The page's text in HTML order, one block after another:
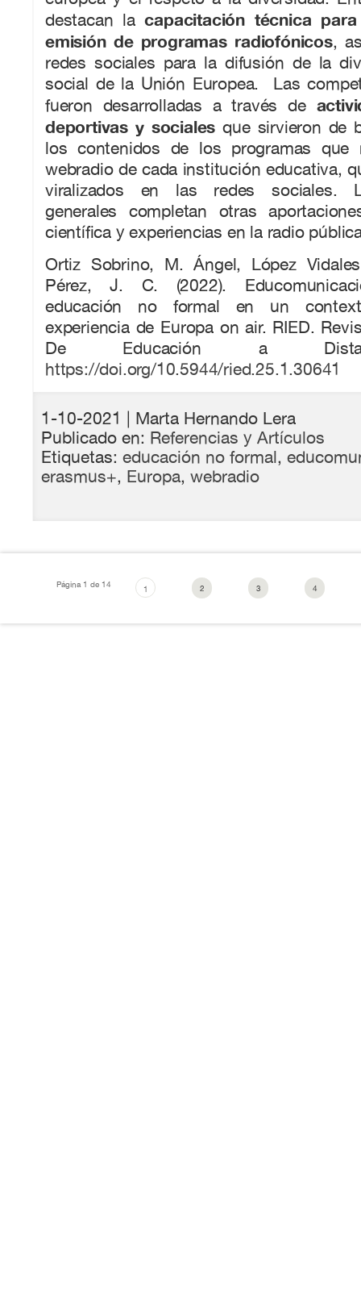
destacan lacapacitación técnica
emisión de programas radiofónicos,
redes sociales para la difusión de la
social de la Unión Europea. Las
fueron desarrolladas a través de
deportivas y sociales que sirvieron de
los contenidos de los programas que
webradio de cada institución educativa,
viralizados en las redes sociales.
generales completan otras
científica y experiencias en la radio
Ortiz Sobrino, M. Ángel, López
Pérez, J. C. (2022).
educación no formal en un
experiencia de Europa on air. RIED.
De Educación a
https://doi.org/10.5944/ried.25.1.30641
1-10-2021 | Marta Hernando Lera
Publicado en: Referencias y Artículos
Etiquetas: educación no formal,
erasmus+, Europa, webradio
Página 1 de 14 1 2 3 4